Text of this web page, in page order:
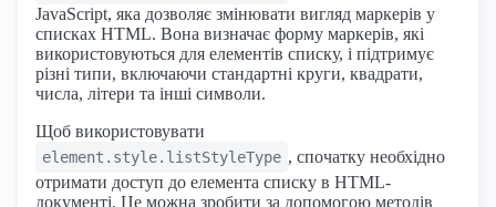
JavaScript, яка дозволяє змінювати вигляд маркерів у
списках HTML. Вона визначає форму маркерів, які
використовуються для елементів списку, і підтримує
різні типи, включаючи стандартні круги, квадрати,
числа, літери та інші символи.
Щоб використовувати
element.style.listStyleType , спочатку необхідно
отримати доступ до елемента списку в HTML-
документі. Це можна зробити за допомогою методів